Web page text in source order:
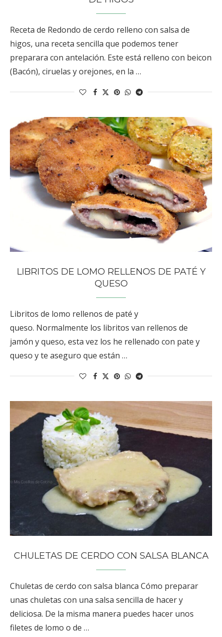
Receta de Redondo de cerdo relleno con salsa de
higos, una receta sencilla que podemos tener
preparara con antelación. Este está relleno con beicon
(Bacón), ciruelas y orejones, en la …
LIBRITOS DE LOMO RELLENOS DE PATÉ Y
QUESO
Libritos de lomo rellenos de paté y
queso. Normalmente los libritos van rellenos de
jamón y queso, esta vez los he rellenado con pate y
queso y te aseguro que están …
CHULETAS DE CERDO CON SALSA BLANCA
Chuletas de cerdo con salsa blanca Cómo preparar
unas chuletas con una salsa sencilla de hacer y
deliciosa. De la misma manera puedes hacer unos
filetes de lomo o de …